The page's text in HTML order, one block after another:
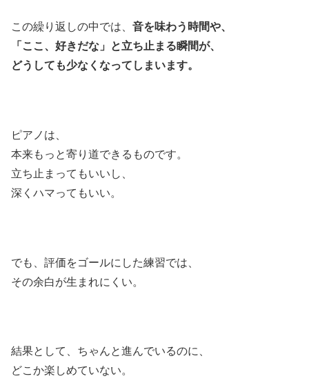
この繰り返しの中では、 音を味わう時間や、
「ここ、好きだな」と立ち止まる瞬間が、
どうしても少なくなってしまいます。
ピアノは、
本来もっと寄り道できるものです。
立ち止まってもいいし、
深くハマってもいい。
でも、評価をゴールにした練習では、
その余白が生まれにくい。
結果として、ちゃんと進んでいるのに、
どこか楽しめていない。